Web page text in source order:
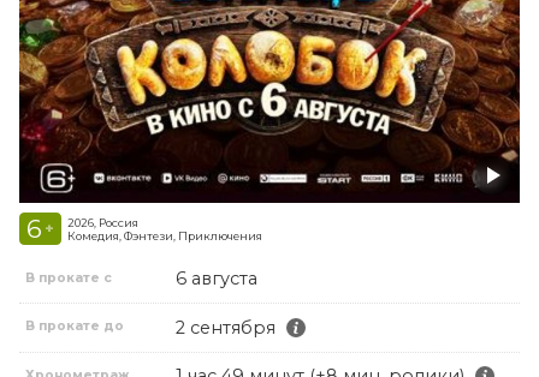
6 +
2026, Россия
Комедия, Фэнтези, Приключения
В прокате с 6 августа
В прокате до 2 сентября